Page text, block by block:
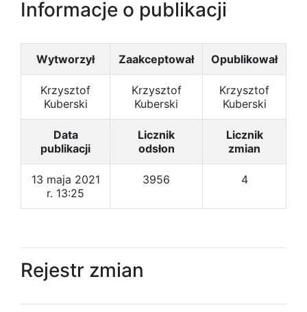
Informacje o publikacji
Wytworzył Zaakceptował Opublikował
Krzysztof
Kuberski
Krzysztof
Kuberski
Krzysztof
Kuberski
Data
publikacji
Licznik
odsłon
Licznik
zmian
13 maja 2021
r. 13:25
3956 4
Rejestr zmian